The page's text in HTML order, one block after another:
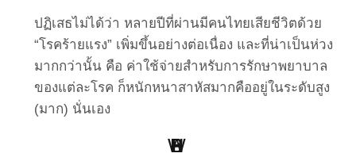
ปฏิเสธไม่ได้ว่า หลายปีที่ผ่านมีคนไทยเสียชีวิตด้วย
“โรคร้ายแรง” เพิ่มขึ้นอย่างต่อเนื่อง และที่น่าเป็นห่วง
มากกว่านั้น คือ ค่าใช้จ่ายสำหรับการรักษาพยาบาล
ของแต่ละโรค ก็หนักหนาสาหัสมากคืออยู่ในระดับสูง
(มาก) นั่นเอง
H
B
S
L
P
W